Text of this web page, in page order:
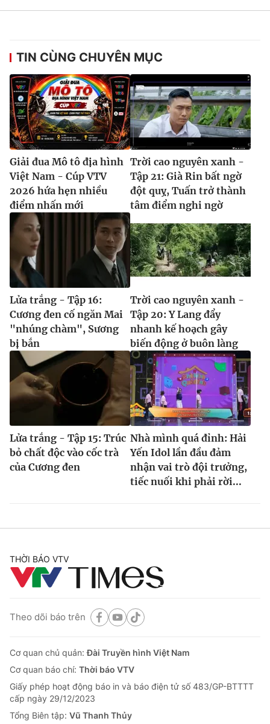
TIN CÙNG CHUYÊN MỤC
Giải đua Mô tô địa hình
Việt Nam - Cúp VTV
2026 hứa hẹn nhiều
điểm nhấn mới
Trời cao nguyên xanh -
Tập 21: Già Rin bất ngờ
đột quỵ, Tuấn trở thành
tâm điểm nghi ngờ
Lửa trắng - Tập 16:
Cương đen cố ngăn Mai
"nhúng chàm", Sương
bị bắn
Trời cao nguyên xanh -
Tập 20: Y Lang đẩy
nhanh kế hoạch gây
biến động ở buôn làng
Lửa trắng - Tập 15: Trúc
bỏ chất độc vào cốc trà
của Cương đen
Nhà mình quá đỉnh: Hải
Yến Idol lần đầu đảm
nhận vai trò đội trưởng,
tiếc nuối khi phải rời...
THỜI BÁO VTV
Theo dõi báo trên
Cơ quan chủ quản:Đài Truyền hình Việt Nam
Cơ quan báo chí: Thời báo VTV
Giấy phép hoạt động báo in và báo điện tử số 483/GP-BTTTT
cấp ngày 29/12/2023
Tổng Biên tập: Vũ Thanh Thủy